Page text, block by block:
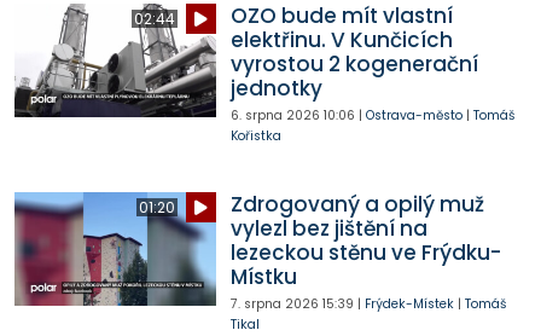
02:44
OZO bude mít vlastní
elektřinu. V Kunčicích
vyrostou 2 kogenerační
jednotky
6. srpna 2026 10:06 | Ostrava-město| Tomáš
Kořistka
01:20
Zdrogovaný a opilý muž
vylezl bez jištění na
lezeckou stěnu ve Frýdku-
Místku
7. srpna 2026 15:39 | Frýdek-Místek| Tomáš
Tikal